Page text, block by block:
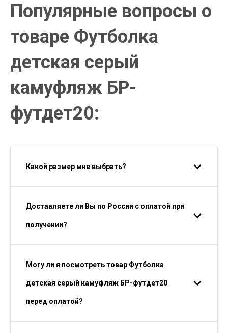
Популярные вопросы о
товаре Футболка
детская серый
камуфляж БР-
футдет20:
Какой размер мне выбрать?
Доставляете ли Вы по России с оплатой при
получении?
Могу ли я посмотреть товар Футболка
детская серый камуфляж БР-футдет20
перед оплатой?